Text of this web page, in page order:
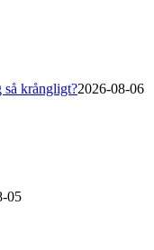
så krångligt?2026-08-06
05